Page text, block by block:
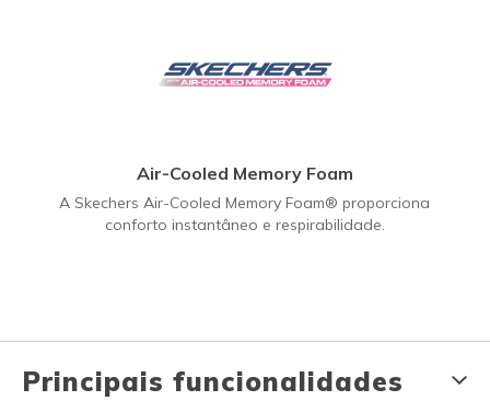
Air-Cooled Memory Foam
A Skechers Air-Cooled Memory Foam® proporciona
conforto instantâneo e respirabilidade.
Principais funcionalidades